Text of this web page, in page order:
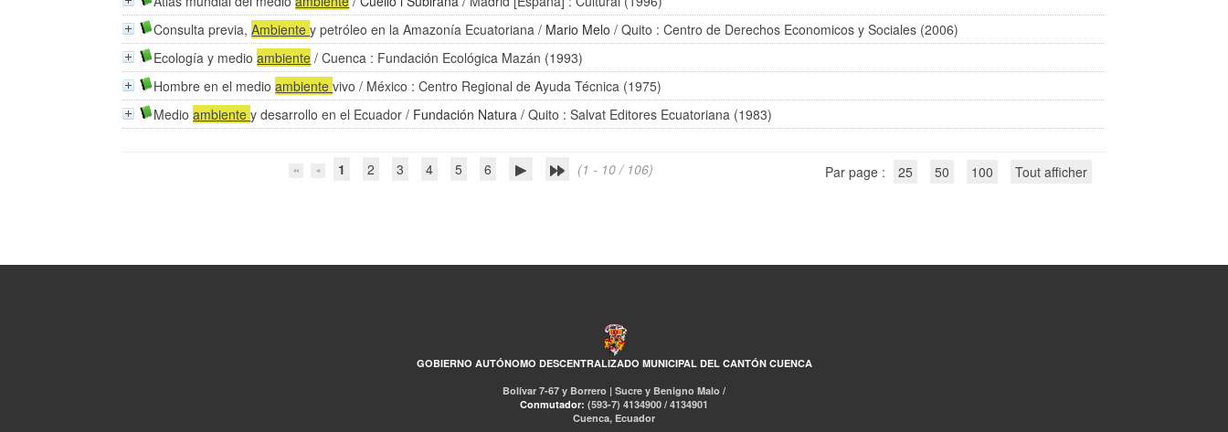
Consulta previa,Ambientey petróleo en la Amazonía Ecuatoriana / Mario Melo / Quito : Centro de Derechos Economicos y Sociales (2006)
Ecología y medioambiente / Cuenca : Fundación Ecológica Mazán (1993)
Hombre en el medioambientevivo / México : Centro Regional de Ayuda Técnica (1975)
Medioambientey desarrollo en el Ecuador / Fundación Natura / Quito : Salvat Editores Ecuatoriana (1983)
1 2 3 4 5 6 (1 - 10 / 106) Par page : 25 50 100 Tout afficher
GOBIERNO AUTÓNOMO DESCENTRALIZADO MUNICIPAL DEL CANTÓN CUENCA
Bolívar 7-67 y Borrero | Sucre y Benigno Malo /
Conmutador: (593-7) 4134900 / 4134901
Cuenca, Ecuador